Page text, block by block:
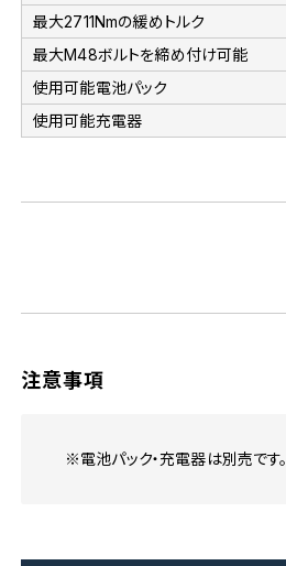
最大2711Nmの緩めトルク
最大M48ボルトを締め付け可能
使用可能電池パック
使用可能充電器
注意事項
※電池パック・充電器は別売です。